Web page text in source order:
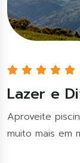
Lazer e
Aproveite
muito mais em